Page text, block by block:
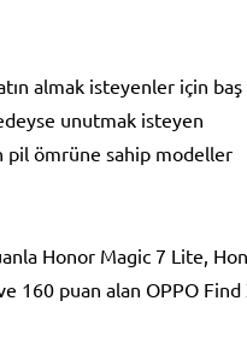
almak isteyenler için baş
unutmak isteyen
pil ömrüne sahip modeller
Honor Magic 7 Lite,
160 puan alan OPPO Find